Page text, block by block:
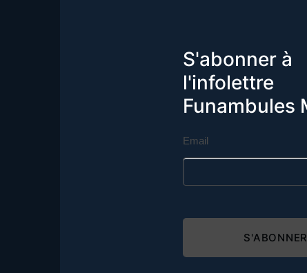
S'abonner à
l'infolettre
Funambules
Email
S'ABONNER